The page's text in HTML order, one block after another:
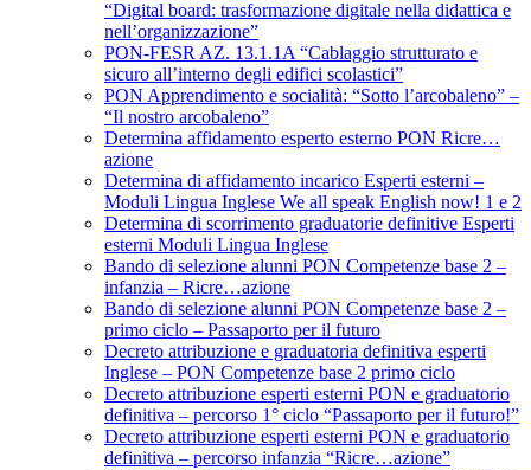
“Digital board: trasformazione digitale nella didattica e
nell’organizzazione”
PON-FESR AZ. 13.1.1A “Cablaggio strutturato e
sicuro all’interno degli edifici scolastici”
PON Apprendimento e socialità: “Sotto l’arcobaleno” –
“Il nostro arcobaleno”
Determina affidamento esperto esterno PON Ricre…
azione
Determina di affidamento incarico Esperti esterni –
Moduli Lingua Inglese We all speak English now! 1 e 2
Determina di scorrimento graduatorie definitive Esperti
esterni Moduli Lingua Inglese
Bando di selezione alunni PON Competenze base 2 –
infanzia – Ricre…azione
Bando di selezione alunni PON Competenze base 2 –
primo ciclo – Passaporto per il futuro
Decreto attribuzione e graduatoria definitiva esperti
Inglese – PON Competenze base 2 primo ciclo
Decreto attribuzione esperti esterni PON e graduatorio
definitiva – percorso 1° ciclo “Passaporto per il futuro!”
Decreto attribuzione esperti esterni PON e graduatorio
definitiva – percorso infanzia “Ricre…azione”